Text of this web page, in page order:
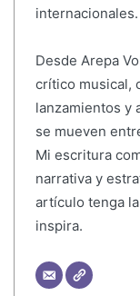
internacionales.
Desde Arepa
crítico musical,
lanzamientos y
se mueven
Mi escritura
narrativa y
artículo tenga
inspira.